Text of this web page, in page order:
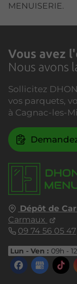
MENUISERIE.
Dépôt de
Carmaux
09 74 56 05 47
Lun - Ven : 09h -
Vous avez
Nous avons
Sollicitez
vos parquets,
à Cagnac-les-